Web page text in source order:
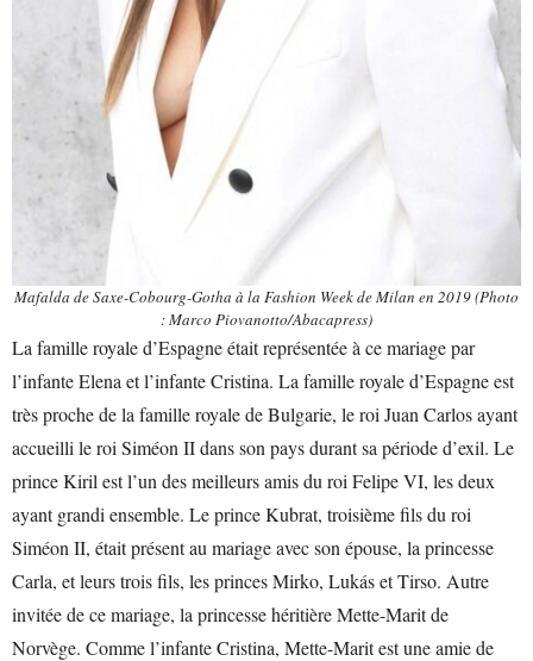
Mafalda de Saxe-Cobourg-Gotha à la Fashion Week de Milan en 2019 (Photo
: Marco Piovanotto/Abacapress)
La famille royale d’Espagne était représentée à ce mariage par
l’infante Elena et l’infante Cristina. La famille royale d’Espagne est
très proche de la famille royale de Bulgarie, le roi Juan Carlos ayant
accueilli le roi Siméon II dans son pays durant sa période d’exil. Le
prince Kiril est l’un des meilleurs amis du roi Felipe VI, les deux
ayant grandi ensemble. Le prince Kubrat, troisième fils du roi
Siméon II, était présent au mariage avec son épouse, la princesse
Carla, et leurs trois fils, les princes Mirko, Lukás et Tirso. Autre
invitée de ce mariage, la princesse héritière Mette-Marit de
Norvège. Comme l’infante Cristina, Mette-Marit est une amie de